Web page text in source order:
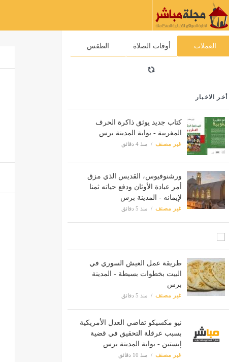
العملات أوقات الصلاة الطقس
أخر الاخبار
كتاب جديد يوثق ذاكرة الحرف
المغربية - بوابة المدينة برس
غير مصنف منذ 4 دقائق
ورشنوفيوس، القديس الذي مزق
أمر عبادة الأوثان ودفع حياته ثمنا
لإيمانه - المدينة برس
غير مصنف منذ 5 دقائق
طريقة عمل العيش السوري في
البيت بخطوات بسيطة - المدينة
برس
غير مصنف منذ 5 دقائق
نيو مكسيكو تقاضي العدل الأمريكية
بسبب عرقلة التحقيق في قضية
إبستين - بوابة المدينة برس
غير مصنف منذ 10 دقائق